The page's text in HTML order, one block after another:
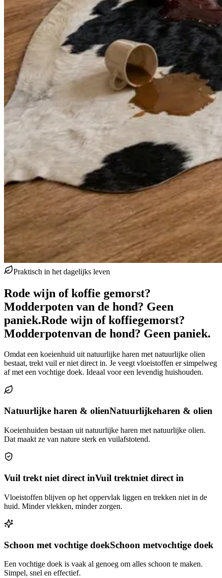
Praktisch in het dagelijks leven
Rode wijn of koffie gemorst?
Modderpoten van de hond? Geen
paniek.Rode wijn of koffiegemorst?
Modderpotenvan de hond? Geen paniek.
Omdat een koeienhuid uit natuurlijke haren met natuurlijke olien
bestaat, trekt vuil er niet direct in. Je veegt vloeistoffen er simpelweg
af met een vochtige doek. Ideaal voor een levendig huishouden.
Natuurlijke haren & olienNatuurlijkeharen & olien
Koeienhuiden bestaan uit natuurlijke haren met natuurlijke olien.
Dat maakt ze van nature sterk en vuilafstotend.
Vuil trekt niet direct inVuil trektniet direct in
Vloeistoffen blijven op het oppervlak liggen en trekken niet in de
huid. Minder vlekken, minder zorgen.
Schoon met vochtige doekSchoon metvochtige doek
Een vochtige doek is vaak al genoeg om alles schoon te maken.
Simpel, snel en effectief.